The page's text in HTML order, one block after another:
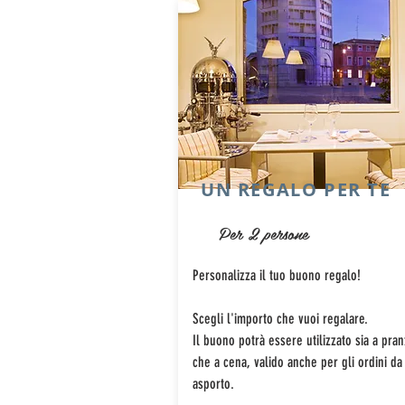
UN REGALO PER TE
Per 2 persone
Personalizza il tuo buono regalo!
Scegli l'importo che vuoi regalare.
Il buono potrà essere utilizzato sia a
che a cena, valido anche per gli ordini da
asporto.